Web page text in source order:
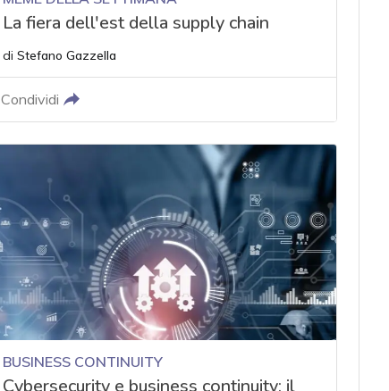
La fiera dell'est della supply chain
diStefano Gazzella
Condividi
BUSINESS CONTINUITY
Cybersecurity e business continuity: il